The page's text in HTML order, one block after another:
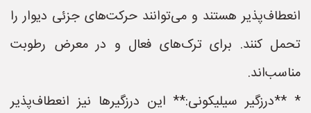
انعطاف‌پذیر هستند و می‌توانند حرکت‌های جزئی دیوار را
تحمل کنند. برای ترک‌های فعال و در معرض رطوبت
مناسب‌اند.
* **درزگیر سیلیکونی:** این درزگیرها نیز انعطاف‌پذیر